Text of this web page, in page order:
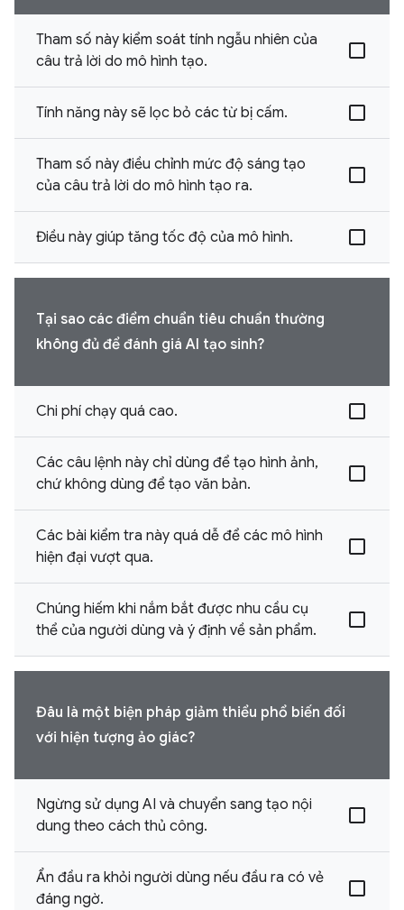
Tham số này kiểm soát tính ngẫu nhiên của
câu trả lời do mô hình tạo.
Tính năng này sẽ lọc bỏ các từ bị cấm.
Tham số này điều chỉnh mức độ sáng tạo
của câu trả lời do mô hình tạo ra.
Điều này giúp tăng tốc độ của mô hình.
Tại sao các điểm chuẩn tiêu chuẩn thường
không đủ để đánh giá AI tạo sinh?
Chi phí chạy quá cao.
Các câu lệnh này chỉ dùng để tạo hình ảnh,
chứ không dùng để tạo văn bản.
Các bài kiểm tra này quá dễ để các mô hình
hiện đại vượt qua.
Chúng hiếm khi nắm bắt được nhu cầu cụ
thể của người dùng và ý định về sản phẩm.
Đâu là một biện pháp giảm thiểu phổ biến đối
với hiện tượng ảo giác?
Ngừng sử dụng AI và chuyển sang tạo nội
dung theo cách thủ công.
Ẩn đầu ra khỏi người dùng nếu đầu ra có vẻ
đáng ngờ.